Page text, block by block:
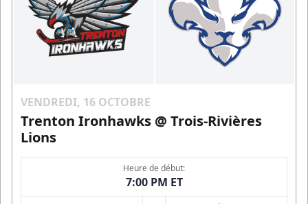
VENDREDI, 16 OCTOBRE
Trenton Ironhawks @ Trois-Rivières
Lions
Heure de début:
7:00 PM ET